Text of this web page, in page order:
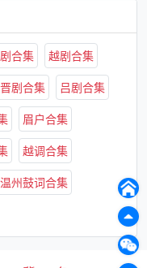
合集 越剧合集
晋剧合集 吕剧合集
眉户合集
越调合集
温州鼓词合集